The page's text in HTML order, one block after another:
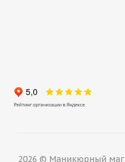
2026 © Маникюрный